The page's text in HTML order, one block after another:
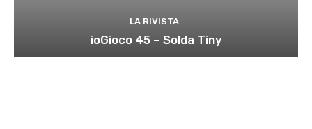
LA RIVISTA
ioGioco 45 – Solda Tiny